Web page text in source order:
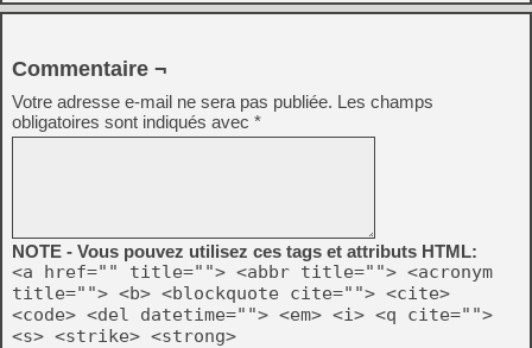
Commentaire ¬
Votre adresse e-mail ne sera pas publiée. Les champs
obligatoires sont indiqués avec *
NOTE - Vous pouvez utilisez ces tags et attributs HTML:
<a href="" title=""> <abbr title=""> <acronym
title=""> <b> <blockquote cite=""> <cite>
<code> <del datetime=""> <em> <i> <q cite="">
<s> <strike> <strong>